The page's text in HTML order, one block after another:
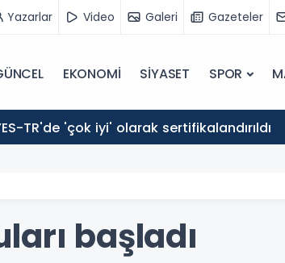
Yazarlar Video Galeri Gazeteler
EKONOMİ SİYASET SPOR
TR'de 'çok iyi' olarak sertifikalandırıldı
başladı